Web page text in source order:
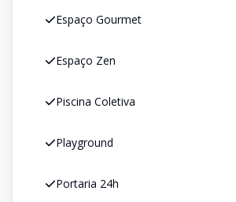
Espaço Gourmet
Espaço Zen
Piscina Coletiva
Playground
Portaria 24h